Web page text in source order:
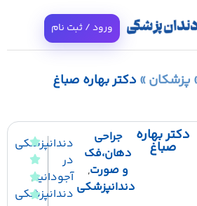
ورود / ثبت نام
»دکتر بهاره صباغ
دکتر بهاره
صباغ
جراحی
دهان،فک
و صورت,
دندانپزشکی
دندانپزشکی
در
آجودانیه,
دندانپزشکی